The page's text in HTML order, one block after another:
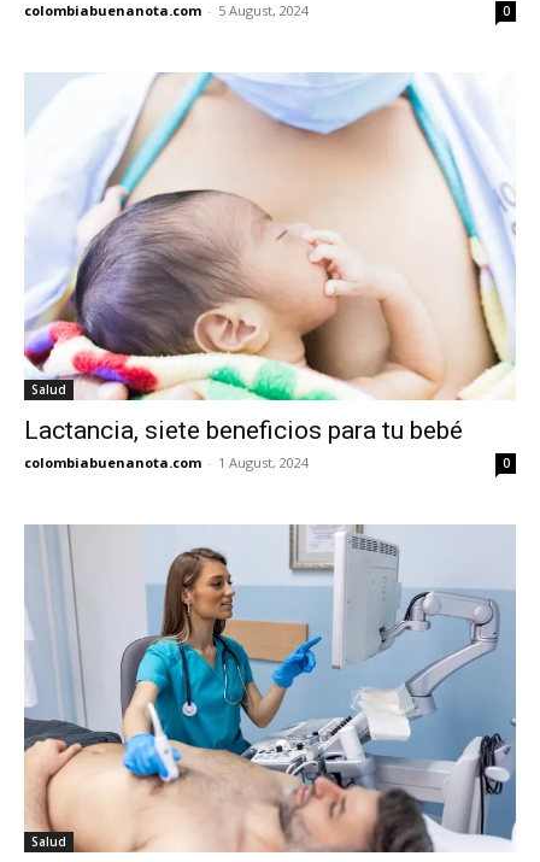
colombiabuenanota.com - 5 August, 2024 0
Salud
Lactancia, siete beneficios para tu bebé
colombiabuenanota.com - 1 August, 2024 0
Salud